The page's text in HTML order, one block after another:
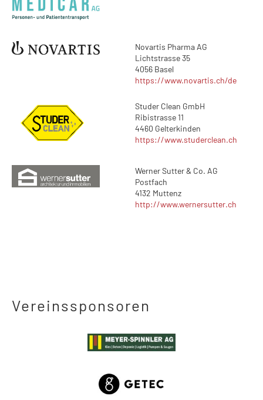
Novartis Pharma AG
Lichtstrasse 35
4056 Basel
https://www.novartis.ch/de
Studer Clean GmbH
Ribistrasse 11
4460 Gelterkinden
https://www.studerclean.ch
Werner Sutter & Co. AG
Postfach
4132 Muttenz
http://www.wernersutter.ch
Vereinssponsoren